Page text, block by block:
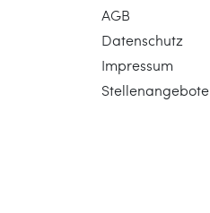
AGB
Datenschutz
Impressum
Stellenangebote